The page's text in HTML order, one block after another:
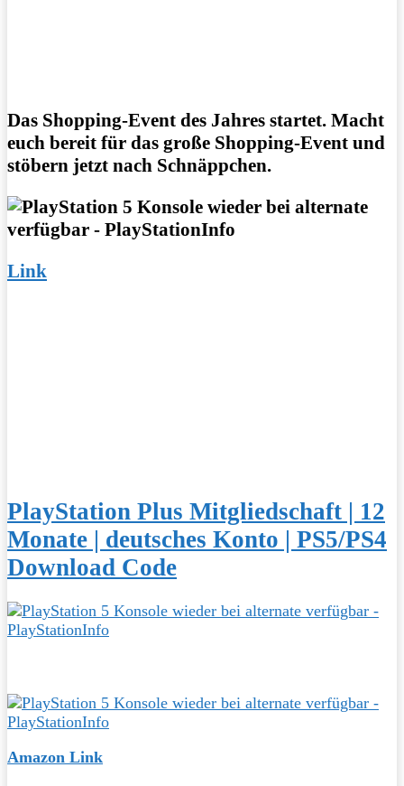
Das Shopping-Event des Jahres startet. Macht
euch bereit für das große Shopping-Event und
stöbern jetzt nach Schnäppchen.
Link
PlayStation Plus Mitgliedschaft | 12
Monate | deutsches Konto | PS5/PS4
Download Code
Amazon Link